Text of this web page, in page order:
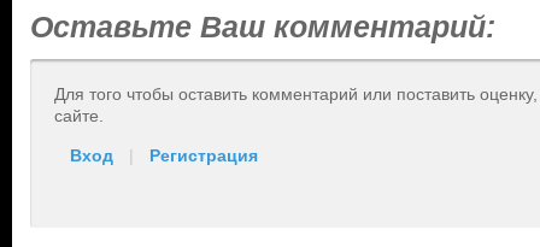
Оставьте Ваш комментарий:
Для того чтобы оставить комментарий или поставить
сайте.
Вход | Регистрация